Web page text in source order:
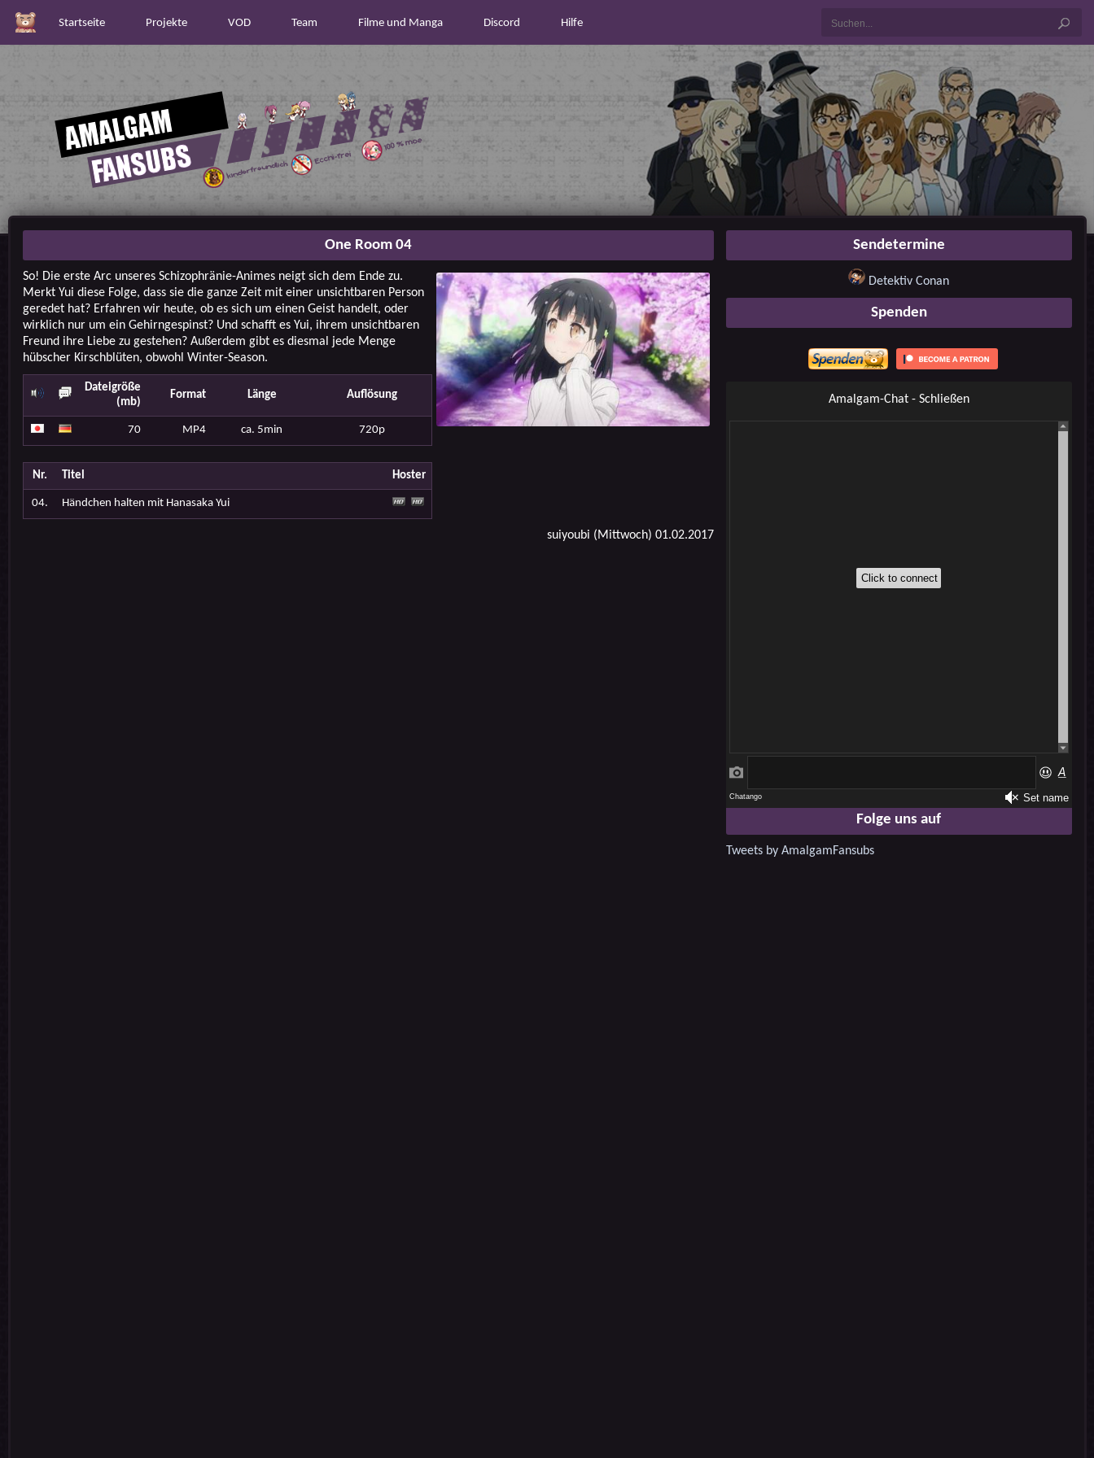
Startseite Projekte VOD Team Filme und Manga Discord Hilfe
One Room 04
So! Die erste Arc unseres Schizophränie-Animes neigt sich dem Ende zu.
Merkt Yui diese Folge, dass sie die ganze Zeit mit einer unsichtbaren Person
geredet hat? Erfahren wir heute, ob es sich um einen Geist handelt, oder
wirklich nur um ein Gehirngespinst? Und schafft es Yui, ihrem unsichtbaren
Freund ihre Liebe zu gestehen? Außerdem gibt es diesmal jede Menge
hübscher Kirschblüten, obwohl Winter-Season.
Dateigröße
(mb)
Format Länge Auflösung
70 MP4 ca. 5min 720p
Nr. Titel Hoster
04. Händchen halten mit Hanasaka Yui
suiyoubi (Mittwoch) 01.02.2017
Sendetermine
Detektiv Conan
Spenden
Amalgam-Chat - Schließen
Folge uns auf
Tweets by AmalgamFansubs